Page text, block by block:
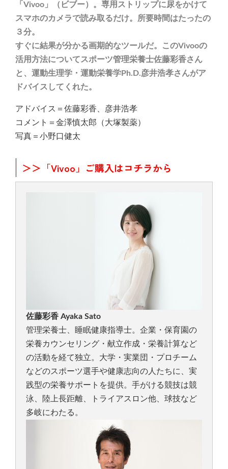
「Vivoo」（ビブー）。専用ストリップに尿をかけて
スマホのカメラで読み取るだけ。所要時間はたったの
３分。
すぐに結果が分かる画期的なツールだ。このVivooの
活用方法についてスポーツ管理栄養士佐藤彩香さん
と、運動生理学・運動栄養学Ph.D.彦井浩孝さんがア
ドバイスしてくれた。
アドバイス＝佐藤彩香、彦井浩孝
コメント＝金澤慎太郎（大塚製薬）
写真＝小野口健太
＞＞「Vivoo」ご購入はコチラから
佐藤彩香 Ayaka Sato
管理栄養士、睡眠健康指導士。企業・保育園の
栄養カウンセリング・献立作成・栄養計算など
の活動を経て独立。大学・実業団・プロチーム
などのスポーツ選手や健康志向の人たちに、実
践型の栄養サポートを提供。手がける競技は競
泳、陸上長距離、トライアスロン他、球技など
多岐にわたる。